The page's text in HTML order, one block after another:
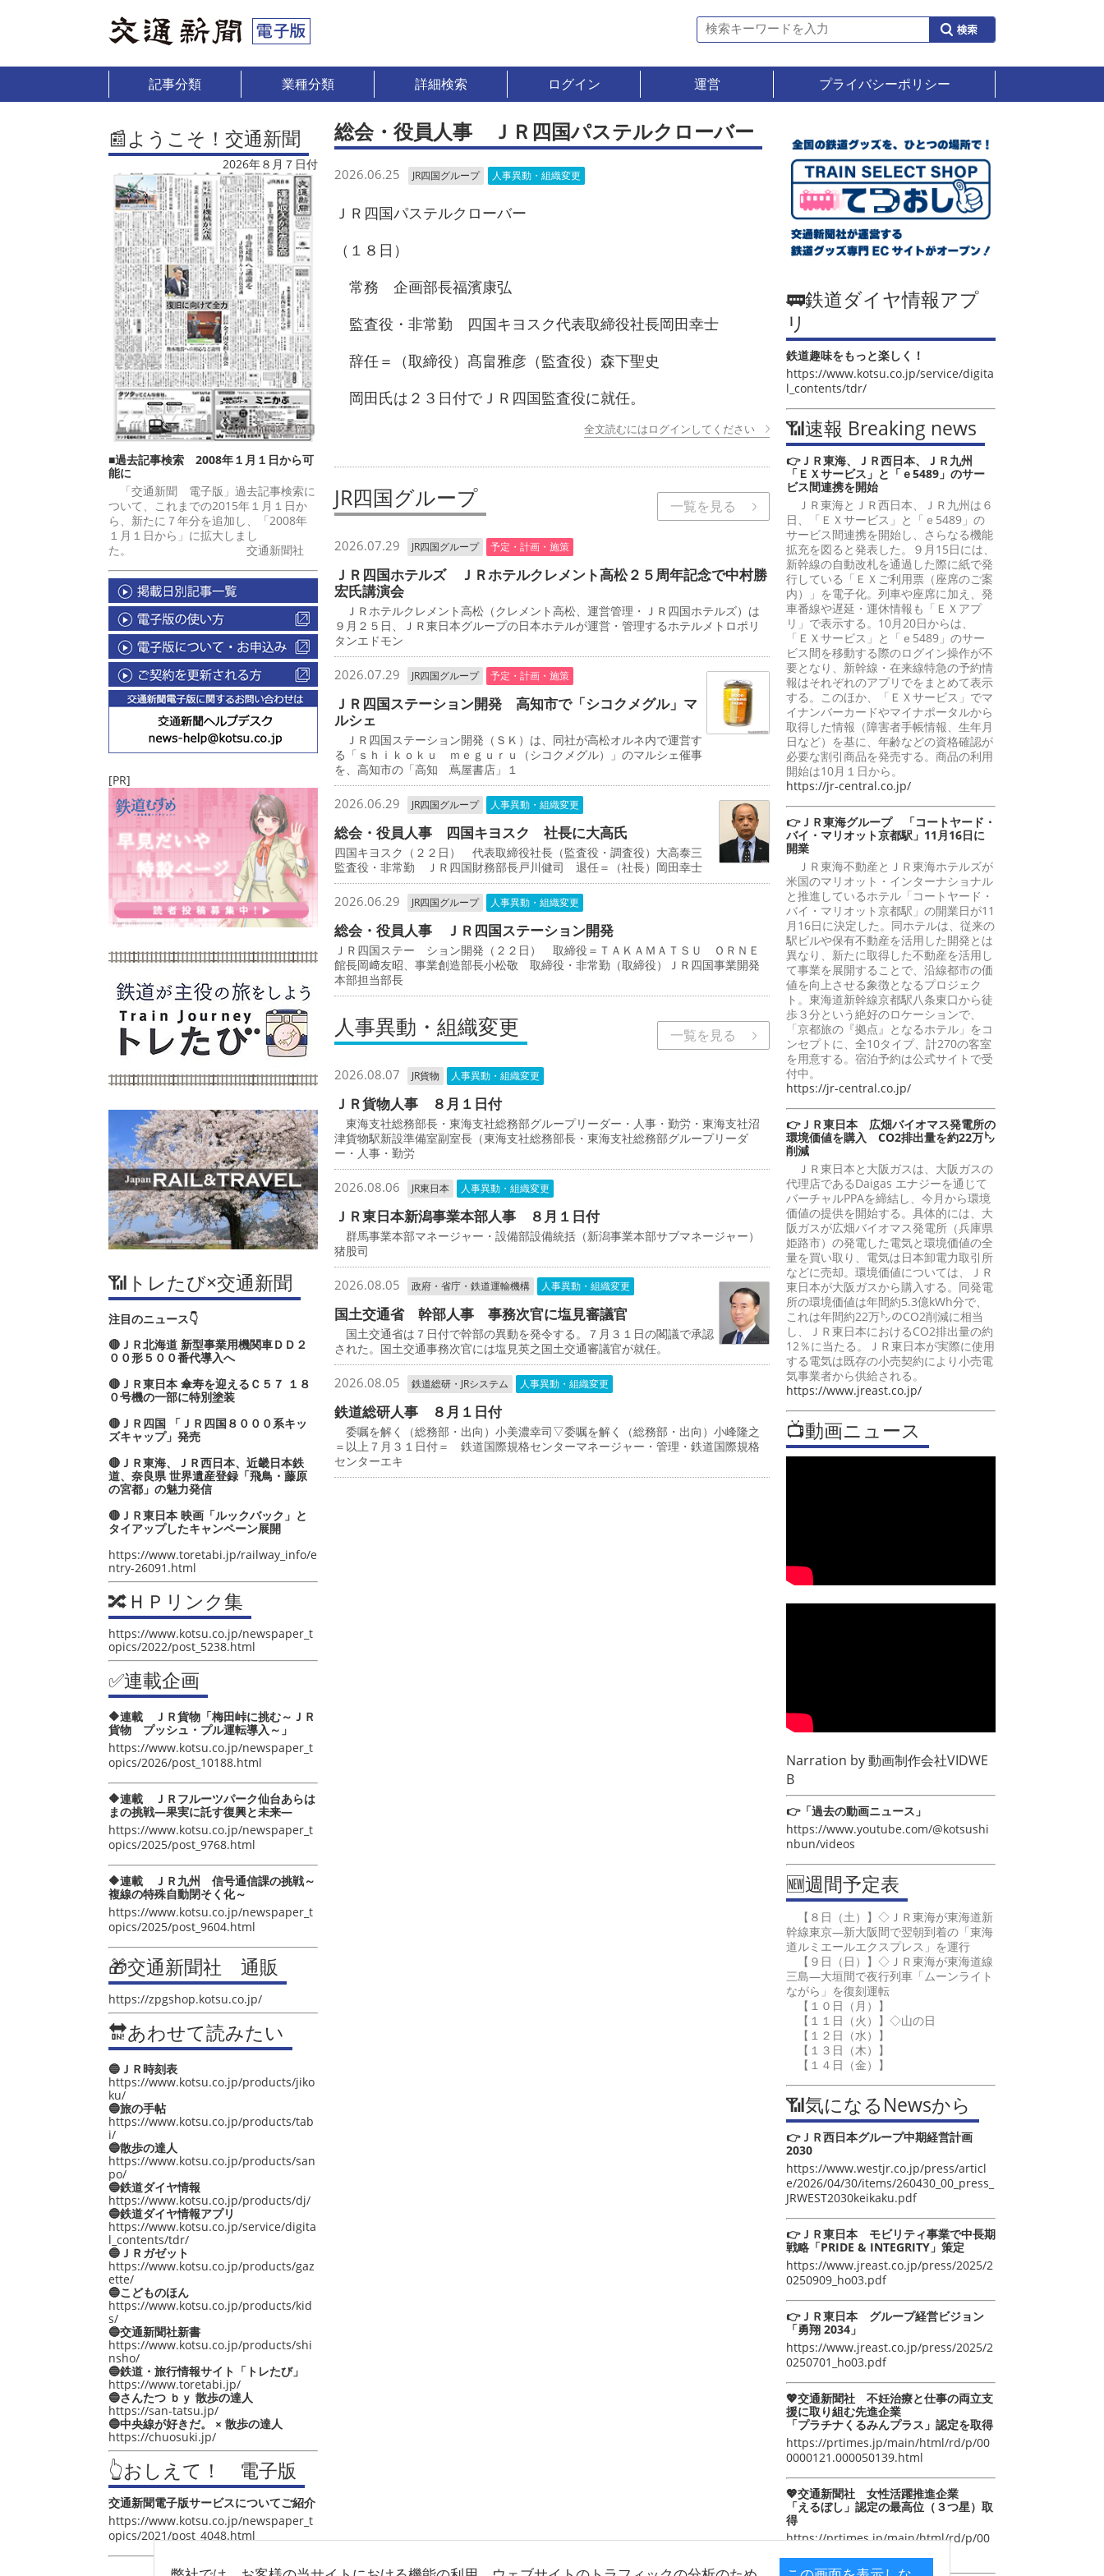
記事分類 業種分類 詳細検索 ログイン 運営 プライバシーポリシー
📰ようこそ！交通新聞
2026年８月７日付
■過去記事検索 2008年１月１日から可
能に
「交通新聞 電子版」過去記事検索に
ついて、これまでの2015年１月１日か
ら、新たに７年分を追加し、「2008年
１月１日から」に拡大しまし
た。 交通新聞社
[PR]
📶トレたび×交通新聞
注目のニュース👇
🔴ＪＲ北海道 新型事業用機関車ＤＤ２
００形５００番代導入へ
🔴ＪＲ東日本 傘寿を迎えるＣ５７ １８
０号機の一部に特別塗装
🔴ＪＲ四国 「ＪＲ四国８０００系キッ
ズキャップ」発売
🔴ＪＲ東海、ＪＲ西日本、近畿日本鉄
道、奈良県 世界遺産登録「飛鳥・藤原
の宮都」の魅力発信
🔴ＪＲ東日本 映画「ルックバック」と
タイアップしたキャンペーン展開
https://www.toretabi.jp/railway_info/e
ntry-26091.html
🔀ＨＰリンク集
https://www.kotsu.co.jp/newspaper_t
opics/2022/post_5238.html
✅連載企画
🔶連載 ＪＲ貨物「梅田峠に挑む～ＪＲ
貨物 プッシュ・プル運転導入～」
https://www.kotsu.co.jp/newspaper_t
opics/2026/post_10188.html
🔶連載 ＪＲフルーツパーク仙台あらは
まの挑戦―果実に託す復興と未来―
https://www.kotsu.co.jp/newspaper_t
opics/2025/post_9768.html
🔶連載 ＪＲ九州 信号通信課の挑戦～
複線の特殊自動閉そく化～
https://www.kotsu.co.jp/newspaper_t
opics/2025/post_9604.html
🎁交通新聞社 通販
https://zpgshop.kotsu.co.jp/
🔛あわせて読みたい
🔵ＪＲ時刻表
https://www.kotsu.co.jp/products/jiko
ku/
🔵旅の手帖
https://www.kotsu.co.jp/products/tab
i/
🔵散歩の達人
https://www.kotsu.co.jp/products/san
po/
🔵鉄道ダイヤ情報
https://www.kotsu.co.jp/products/dj/
🔵鉄道ダイヤ情報アプリ
https://www.kotsu.co.jp/service/digita
l_contents/tdr/
🔵ＪＲガゼット
https://www.kotsu.co.jp/products/gaz
ette/
🔵こどものほん
https://www.kotsu.co.jp/products/kid
s/
🔵交通新聞社新書
https://www.kotsu.co.jp/products/shi
nsho/
🔵鉄道・旅行情報サイト「トレたび」
https://www.toretabi.jp/
🔵さんたつ ｂｙ 散歩の達人
https://san-tatsu.jp/
🔵中央線が好きだ。 × 散歩の達人
https://chuosuki.jp/
👆おしえて！ 電子版
交通新聞電子版サービスについてご紹介
https://www.kotsu.co.jp/newspaper_t
opics/2021/post_4048.html
総会・役員人事 ＪＲ四国パステルクローバー
2026.06.25 JR四国グループ 人事異動・組織変更
ＪＲ四国パステルクローバー
（１８日）
常務 企画部長福濱康弘
監査役・非常勤 四国キヨスク代表取締役社長岡田幸士
辞任＝（取締役）髙畠雅彦（監査役）森下聖史
岡田氏は２３日付でＪＲ四国監査役に就任。
全文読むにはログインしてください
JR四国グループ 一覧を見る
2026.07.29 JR四国グループ 予定・計画・施策
ＪＲ四国ホテルズ ＪＲホテルクレメント高松２５周年記念で中村勝
宏氏講演会
ＪＲホテルクレメント高松（クレメント高松、運営管理・ＪＲ四国ホテルズ）は
９月２５日、ＪＲ東日本グループの日本ホテルが運営・管理するホテルメトロポリ
タンエドモン
2026.07.29 JR四国グループ 予定・計画・施策
ＪＲ四国ステーション開発 高知市で「シコクメグル」マ
ルシェ
ＪＲ四国ステーション開発（ＳＫ）は、同社が高松オルネ内で運営す
る「ｓｈｉｋｏｋｕ ｍｅｇｕｒｕ（シコクメグル）」のマルシェ催事
を、高知市の「高知 蔦屋書店」１
2026.06.29 JR四国グループ 人事異動・組織変更
総会・役員人事 四国キヨスク 社長に大高氏
四国キヨスク（２２日） 代表取締役社長（監査役・調査役）大高泰三
監査役・非常勤 ＪＲ四国財務部長戸川健司 退任＝（社長）岡田幸士
2026.06.29 JR四国グループ 人事異動・組織変更
総会・役員人事 ＪＲ四国ステーション開発
ＪＲ四国ステー ション開発（２２日） 取締役＝ＴＡＫＡＭＡＴＳＵ ＯＲＮＥ
館長岡﨑友昭、事業創造部長小松敬 取締役・非常勤（取締役）ＪＲ四国事業開発
本部担当部長
人事異動・組織変更 一覧を見る
2026.08.07 JR貨物 人事異動・組織変更
ＪＲ貨物人事 ８月１日付
東海支社総務部長・東海支社総務部グループリーダー・人事・勤労・東海支社沼
津貨物駅新設準備室副室長（東海支社総務部長・東海支社総務部グループリーダ
ー・人事・勤労
2026.08.06 JR東日本 人事異動・組織変更
ＪＲ東日本新潟事業本部人事 ８月１日付
群馬事業本部マネージャー・設備部設備統括（新潟事業本部サブマネージャー）
猪股司
2026.08.05 政府・省庁・鉄道運輸機構 人事異動・組織変更
国土交通省 幹部人事 事務次官に塩見審議官
国土交通省は７日付で幹部の異動を発令する。７月３１日の閣議で承認
された。国土交通事務次官には塩見英之国土交通審議官が就任。
2026.08.05 鉄道総研・JRシステム 人事異動・組織変更
鉄道総研人事 ８月１日付
委嘱を解く（総務部・出向）小美濃幸司▽委嘱を解く（総務部・出向）小峰隆之
＝以上７月３１日付＝ 鉄道国際規格センターマネージャー・管理・鉄道国際規格
センターエキ
🚃鉄道ダイヤ情報アプ
リ
鉄道趣味をもっと楽しく！
https://www.kotsu.co.jp/service/digita
l_contents/tdr/
📶速報 Breaking news
👉ＪＲ東海、ＪＲ西日本、ＪＲ九州
「ＥＸサービス」と「ｅ5489」のサー
ビス間連携を開始
ＪＲ東海とＪＲ西日本、ＪＲ九州は６
日、「ＥＸサービス」と「ｅ5489」の
サービス間連携を開始し、さらなる機能
拡充を図ると発表した。９月15日には、
新幹線の自動改札を通過した際に紙で発
行している「ＥＸご利用票（座席のご案
内）」を電子化。列車や座席に加え、発
車番線や遅延・運休情報も「ＥＸアプ
リ」で表示する。10月20日からは、
「ＥＸサービス」と「ｅ5489」のサー
ビス間を移動する際のログイン操作が不
要となり、新幹線・在来線特急の予約情
報はそれぞれのアプリでをまとめて表示
する。このほか、「ＥＸサービス」でマ
イナンバーカードやマイナポータルから
取得した情報（障害者手帳情報、生年月
日など）を基に、年齢などの資格確認が
必要な割引商品を発売する。商品の利用
開始は10月１日から。
https://jr-central.co.jp/
👉ＪＲ東海グループ 「コートヤード・
バイ・マリオット京都駅」11月16日に
開業
ＪＲ東海不動産とＪＲ東海ホテルズが
米国のマリオット・インターナショナル
と推進しているホテル「コートヤード・
バイ・マリオット京都駅」の開業日が11
月16日に決定した。同ホテルは、従来の
駅ビルや保有不動産を活用した開発とは
異なり、新たに取得した不動産を活用し
て事業を展開することで、沿線都市の価
値を向上させる象徴となるプロジェク
ト。東海道新幹線京都駅八条東口から徒
歩３分という絶好のロケーションで、
「京都旅の『拠点』となるホテル」をコ
ンセプトに、全10タイプ、計270の客室
を用意する。宿泊予約は公式サイトで受
付中。
https://jr-central.co.jp/
👉ＪＲ東日本 広畑バイオマス発電所の
環境価値を購入 CO2排出量を約22万㌧
削減
ＪＲ東日本と大阪ガスは、大阪ガスの
代理店であるDaigas エナジーを通じて
バーチャルPPAを締結し、今月から環境
価値の提供を開始する。具体的には、大
阪ガスが広畑バイオマス発電所（兵庫県
姫路市）の発電した電気と環境価値の全
量を買い取り、電気は日本卸電力取引所
などに売却。環境価値については、ＪＲ
東日本が大阪ガスから購入する。同発電
所の環境価値は年間約5.3億kWh分で、
これは年間約22万㌧のCO2削減に相当
し、ＪＲ東日本におけるCO2排出量の約
12％に当たる。ＪＲ東日本が実際に使用
する電気は既存の小売契約により小売電
気事業者から供給される。
https://www.jreast.co.jp/
📺動画ニュース
Narration by動画制作会社VIDWE
B
👉「過去の動画ニュース」
https://www.youtube.com/@kotsushi
nbun/videos
🆕週間予定表
【８日（土）】◇ＪＲ東海が東海道新
幹線東京―新大阪間で翌朝到着の「東海
道ルミエールエクスプレス」を運行
【９日（日）】◇ＪＲ東海が東海道線
三島―大垣間で夜行列車「ムーンライト
ながら」を復刻運転
【１０日（月）】
【１１日（火）】◇山の日
【１２日（水）】
【１３日（木）】
【１４日（金）】
📶気になるNewsから
👉ＪＲ西日本グループ中期経営計画
2030
https://www.westjr.co.jp/press/articl
e/2026/04/30/items/260430_00_press_
JRWEST2030keikaku.pdf
👉ＪＲ東日本 モビリティ事業で中長期
戦略「PRIDE & INTEGRITY」策定
https://www.jreast.co.jp/press/2025/2
0250909_ho03.pdf
👉ＪＲ東日本 グループ経営ビジョン
「勇翔 2034」
https://www.jreast.co.jp/press/2025/2
0250701_ho03.pdf
💖交通新聞社 不妊治療と仕事の両立支
援に取り組む先進企業
「プラチナくるみんプラス」認定を取得
https://prtimes.jp/main/html/rd/p/00
0000121.000050139.html
💖交通新聞社 女性活躍推進企業
「えるぼし」認定の最高位（３つ星）取
得
https://prtimes.jp/main/html/rd/p/00